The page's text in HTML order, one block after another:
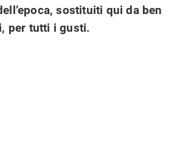
sostituiti qui da ben
per tutti i gusti.